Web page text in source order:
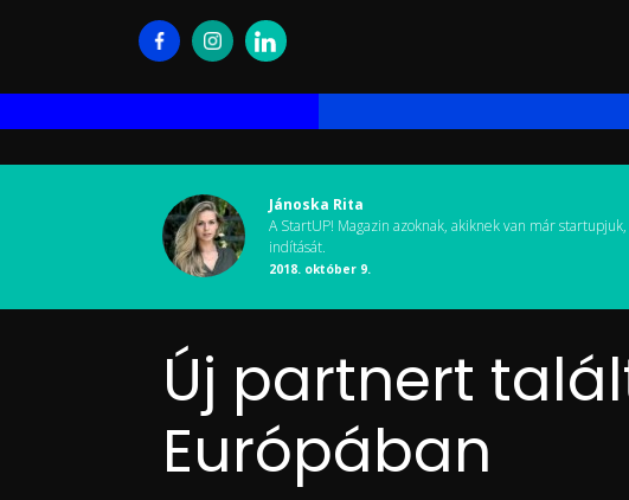
Jánoska Rita
A StartUP! Magazin azoknak, akiknek van már
indítását.
2018. október 9.
Új partnert
Európában